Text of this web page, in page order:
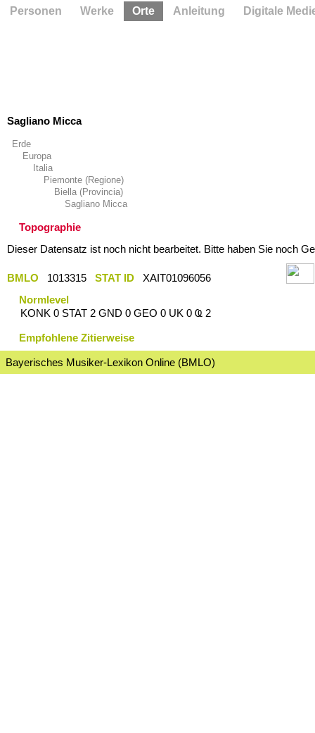
Sagliano Micca
Erde
Europa
Italia
Piemonte (Regione)
Biella (Provincia)
Sagliano Micca
Topographie
Dieser Datensatz ist noch nicht bearbeitet. Bitte haben Sie noch
BMLO 1013315 STAT ID
XAIT01096056
Normlevel
KONK 0 STAT 2 GND 0 GEO 0 UK 0 Ҩ 2
Empfohlene Zitierweise
Bayerisches Musiker-Lexikon Online (BMLO)
Personen Werke Orte Anleitung Digitale